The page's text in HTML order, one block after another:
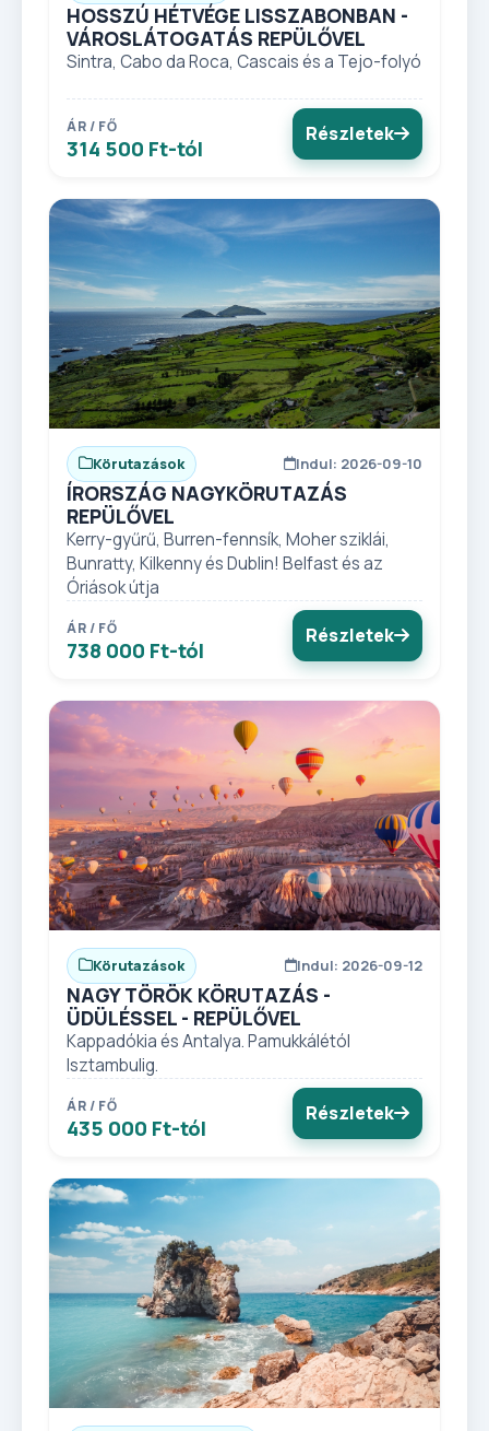
HOSSZÚ HÉTVÉGE LISSZABONBAN -
VÁROSLÁTOGATÁS REPÜLŐVEL
Sintra, Cabo da Roca, Cascais és a Tejo-folyó
ÁR / FŐ
314 500 Ft-tól
Részletek
Körutazások Indul: 2026-09-10
ÍRORSZÁG NAGYKÖRUTAZÁS
REPÜLŐVEL
Kerry-gyűrű, Burren-fennsík, Moher sziklái,
Bunratty, Kilkenny és Dublin! Belfast és az
Óriások útja
ÁR / FŐ
738 000 Ft-tól
Részletek
Körutazások Indul: 2026-09-12
NAGY TÖRÖK KÖRUTAZÁS -
ÜDÜLÉSSEL - REPÜLŐVEL
Kappadókia és Antalya. Pamukkálétól
Isztambulig.
ÁR / FŐ
435 000 Ft-tól
Részletek